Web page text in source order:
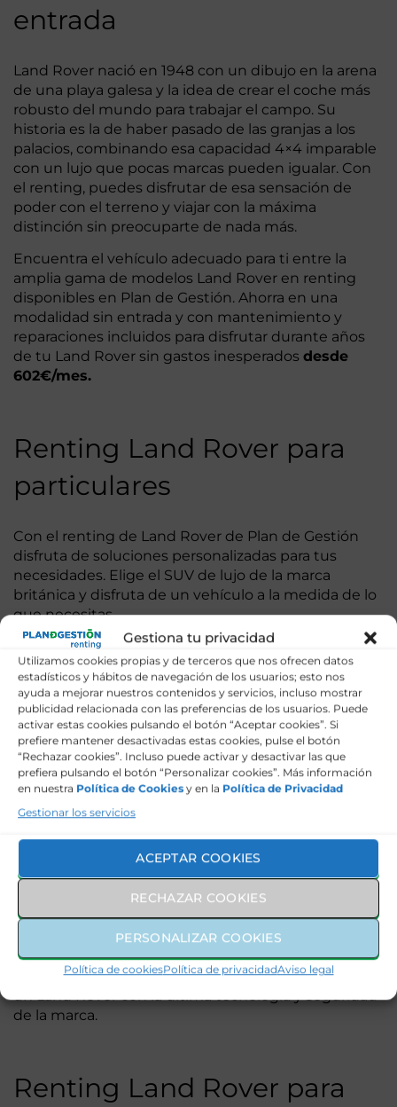
Gestiona tu privacidad
Utilizamos cookies propias y de terceros que nos ofrecen datos
estadísticos y hábitos de navegación de los usuarios; esto nos
ayuda a mejorar nuestros contenidos y servicios, incluso mostrar
publicidad relacionada con las preferencias de los usuarios. Puede
activar estas cookies pulsando el botón “Aceptar cookies”. Si
prefiere mantener desactivadas estas cookies, pulse el botón
“Rechazar cookies”. Incluso puede activar y desactivar las que
prefiera pulsando el botón “Personalizar cookies”. Más información
en nuestra Política de Cookies y en la Política de Privacidad
Gestionar los servicios
ACEPTAR COOKIES
RECHAZAR COOKIES
PERSONALIZAR COOKIES
Política de cookiesPolítica de privacidadAviso legal
entrada
Land Rover nació en 1948 con un dibujo en la arena
de una playa galesa y la idea de crear el coche más
robusto del mundo para trabajar el campo. Su
historia es la de haber pasado de las granjas a los
palacios, combinando esa capacidad 4×4 imparable
con un lujo que pocas marcas pueden igualar. Con
el renting, puedes disfrutar de esa sensación de
poder con el terreno y viajar con la máxima
distinción sin preocuparte de nada más.
Encuentra el vehículo adecuado para ti entre la
amplia gama de modelos Land Rover en renting
disponibles en Plan de Gestión. Ahorra en una
modalidad sin entrada y con mantenimiento y
reparaciones incluidos para disfrutar durante años
de tu Land Rover sin gastos inesperados desde
602€/mes.
Renting Land Rover para
particulares
Con el renting de Land Rover de Plan de Gestión
disfruta de soluciones personalizadas para tus
necesidades. Elige el SUV de lujo de la marca
británica y disfruta de un vehículo a la medida de lo
que necesitas.
Land Rover comenzó a fabricar los nuevos modelos
de vehículos en Reino Unido en 1970. En origen sus
vehículos eran resistentes y robustos 4×4 de gran
fiabilidad de los años 50.
Actualmente siguen siendo coches de una gran
potencia, durabilidad, resistencia y seguridad, con el
añadido de prestaciones y características de lujo en
cuanto al uso de materiales, confort, tecnología,
diseño y seguridad.
Conduce un Land Rover nuevo cada cierto tiempo
eligiendo la opción de renting que te conviene y
prescinde de las gestiones de compraventa. De una
forma más sencilla y ágil puedes disponer en poco
tiempo de tu coche nuevo sin entrada y con cuotas
Disfruta de la experiencia de conducción única de
de la marca.
Renting Land Rover para